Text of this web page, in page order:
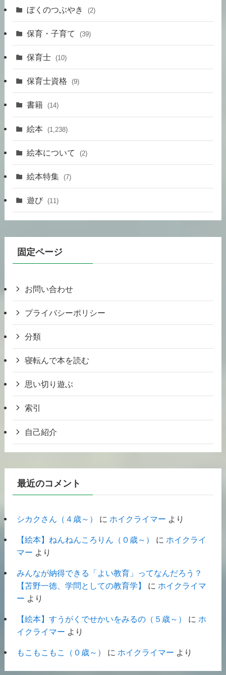
ぼくのつぶやき (2)
保育・子育て (39)
保育士 (10)
保育士資格 (9)
書籍 (14)
絵本 (1,238)
絵本について (2)
絵本特集 (7)
遊び (11)
固定ページ
お問い合わせ
プライバシーポリシー
分類
寝転んで本を読む
思い切り遊ぶ
索引
自己紹介
最近のコメント
シカクさん（４歳～） に ホイクライマー より
【絵本】ねんねんころりん（０歳～） に ホイクライ
マー より
みんなが納得できる「よい教育」ってなんだろう？
【苫野一徳、学問としての教育学】
に ホイクライマ
ー より
【絵本】すうがくでせかいをみるの（５歳～） に ホ
イクライマー より
もこもこもこ（０歳～） に ホイクライマー より